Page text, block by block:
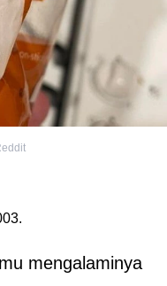
mengalaminya